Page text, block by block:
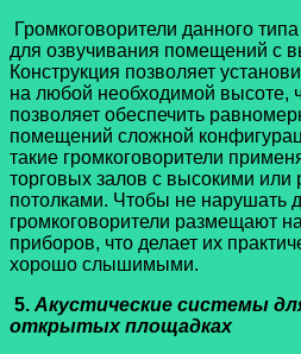
Громкоговорители данного
для озвучивания помещений с
Конструкция позволяет
на любой необходимой высоте,
позволяет обеспечить
помещений сложной
такие громкоговорители
торговых залов с высокими или
потолками. Чтобы не нарушать
громкоговорители размещают
приборов, что делает их
хорошо слышимыми.
5. Акустические системы
открытых площадках